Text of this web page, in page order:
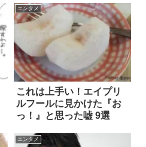
エンタメ
これは上手い！エイプリ
ルフールに見かけた『お
っ！』と思った嘘 9選
エンタメ